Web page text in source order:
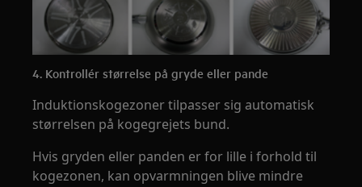
4. Kontrollér størrelse på gryde eller pande
Induktionskogezoner tilpasser sig automatisk
størrelsen på kogegrejets bund.
Hvis gryden eller panden er for lille i forhold til
kogezonen, kan opvarmningen blive mindre